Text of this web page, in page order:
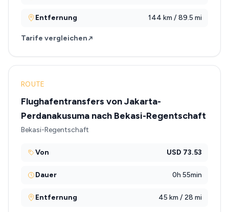
Entfernung 144 km / 89.5 mi
Tarife vergleichen
ROUTE
Flughafentransfers von Jakarta-
Perdanakusuma nach Bekasi-Regentschaft
Bekasi-Regentschaft
Von USD 73.53
Dauer 0h 55min
Entfernung 45 km / 28 mi